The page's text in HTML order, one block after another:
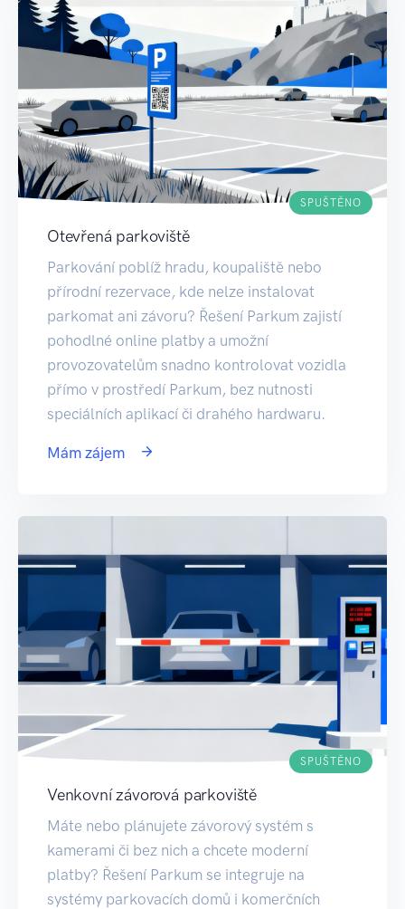
SPUŠTĚNO
Otevřená parkoviště
Parkování poblíž hradu, koupaliště nebo
přírodní rezervace, kde nelze instalovat
parkomat ani závoru? Řešení Parkum zajistí
pohodlné online platby a umožní
provozovatelům snadno kontrolovat vozidla
přímo v prostředí Parkum, bez nutnosti
speciálních aplikací či drahého hardwaru.
Mám zájem
SPUŠTĚNO
Venkovní závorová parkoviště
Máte nebo plánujete závorový systém s
kamerami či bez nich a chcete moderní
platby? Řešení Parkum se integruje na
systémy parkovacích domů i komerčních